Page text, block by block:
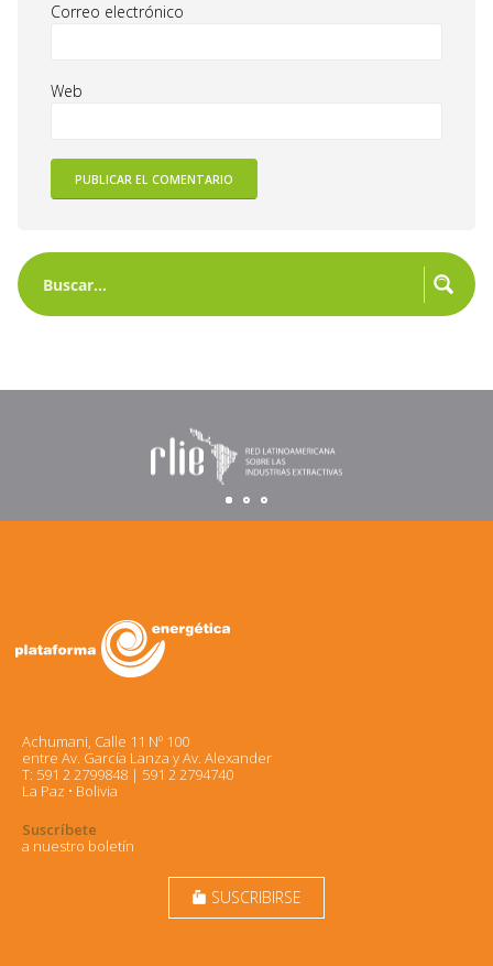
Correo electrónico
Web
Achumani, Calle 11 Nº 100
entre Av. García Lanza y Av. Alexander
T: 591 2 2799848 | 591 2 2794740
La Paz • Bolivia
Suscríbete
a nuestro boletín
markunread_mailbox SUSCRIBIRSE